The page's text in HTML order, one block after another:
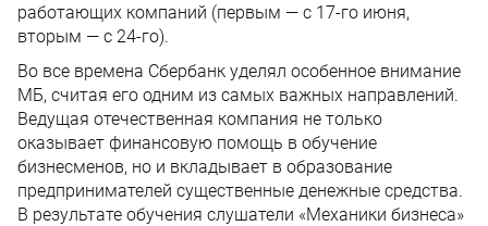
работающих компаний (первым — с 17-го июня,
вторым — с 24-го).
Во все времена Сбербанк уделял особенное внимание
МБ, считая его одним из самых важных направлений.
Ведущая отечественная компания не только
оказывает финансовую помощь в обучение
бизнесменов, но и вкладывает в образование
предпринимателей существенные денежные средства.
В результате обучения слушатели «Механики бизнеса»